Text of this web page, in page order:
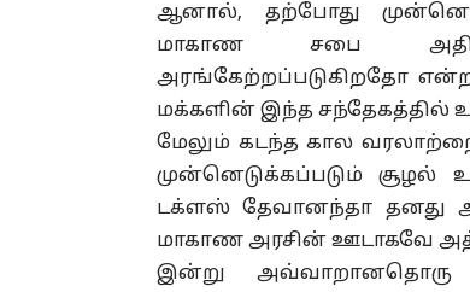
ஆனால், தற்போது
மாகாண சபை
அரங்கேற்றப்படுகிறதோ
மக்களின் இந்த சந்தேகத்தில்
மேலும் கடந்த கால
முன்னெடுக்கப்படும்
டக்ளஸ் தேவானந்தா தனது
மாகாண அரசின் ஊடாகவே
இன்று அவ்வாறானதொரு